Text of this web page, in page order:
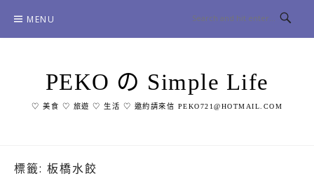
content
MENU
PEKO の Simple Life
♡ 美食 ♡ 旅遊 ♡ 生活 ♡ 邀約請來信 PEKO721@HOTMAIL.COM
標籤: 板橋水餃